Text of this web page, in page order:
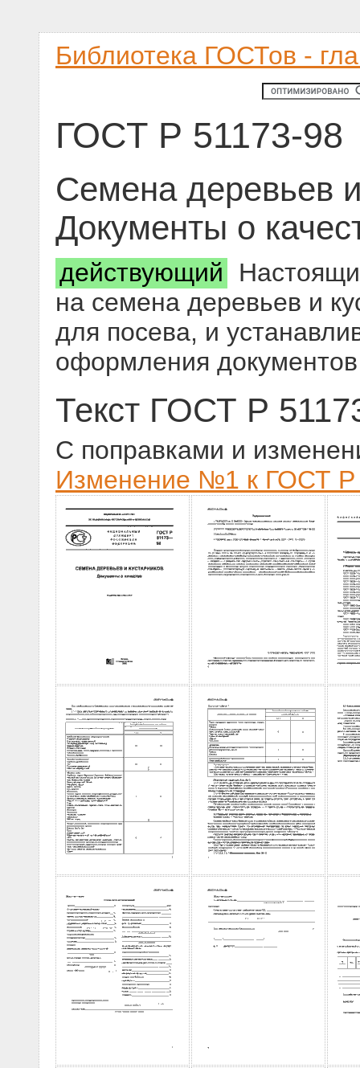
Библиотека ГОСТов -
ГОСТ Р 51173-98
Семена деревьев
Документы о
действующий
на семена деревьев и
для посева, и
оформления
Текст ГОСТ Р
С поправками и
Изменение №1 к ГОСТ Р